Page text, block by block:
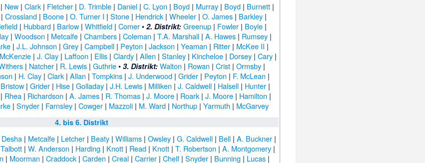
| New |Clark | Fletcher | D. Trimble | Daniel |C. Lyon | Boyd | Murray | Boyd | Burnett |
Crossland| Boone| O. Turner I | Stone| Hendrick| Wheeler| O. James| Barkley|
| Hubbard| Barlow| Whitfield| Comer• 2. Distrikt: Greenup| Fowler| Boyle|
| Woodson | Metcalfe| Chambers| Coleman | T.A. Marshall| A. Hawes| Rumsey|
| J.L. Johnson | Grey| Campbell| Peyton | Jackson | Yeaman | Ritter| McKee II |
McKenzie| J. Clay| Laffoon | Ellis| Clardy| Allen | Stanley| Kincheloe| Dorsey| Cary|
| Natcher| R. Lewis| Guthrie• 3. Distrikt: Walton | Rowan | Crist| Ormsby|
| H. Clay |Clark |Allan |Tompkins |J. Underwood |Grider | Peyton | F. McLean |
Bristow |Grider | Hise |Golladay |J.H. Lewis | Milliken |J. Caldwell | Halsell | Hunter |
Rhea| Richardson | A. James| R. Thomas| J. Moore| Roark| J. Moore| Hamilton |
|Snyder | Farnsley |Cowger | Mazzoli | M. Ward | Northup |Yarmuth | McGarvey
4. bis 6. Distrikt
Desha | Metcalfe | Letcher | Beaty |Williams |Owsley |G. Caldwell | Bell |A. Buckner |
Talbott| W. Anderson | Harding | Knott| Read| Knott| T. Robertson | A. Montgomery|
| Moorman | Craddock| Carden | Creal| Carrier| Chelf| Snyder| Bunning | Lucas|